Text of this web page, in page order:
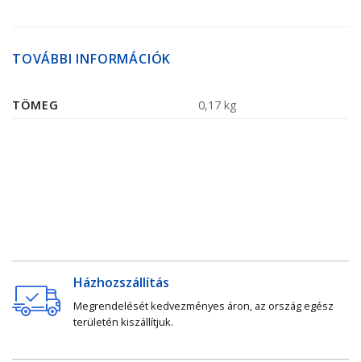
TOVÁBBI INFORMÁCIÓK
TÖMEG 0,17 kg
Házhozszállítás
Megrendelését kedvezményes áron, az ország egész
területén kiszállítjuk.